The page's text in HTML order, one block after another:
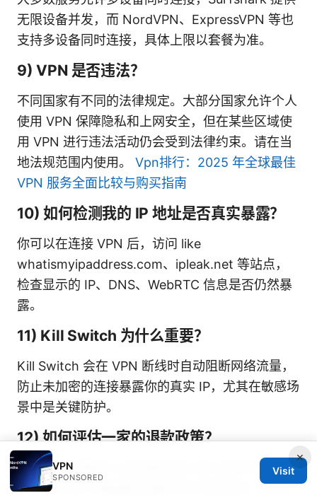
无限设备并发，而 NordVPN、ExpressVPN 等也
支持多设备同时连接，具体上限以套餐为准。
9) VPN 是否违法？
不同国家有不同的法律规定。大部分国家允许个人
使用 VPN 保障隐私和上网安全，但在某些区域使
用 VPN 进行违法活动仍会受到法律约束。请在当
地法规范围内使用。 Vpn排行：2025 年全球最佳
VPN 服务全面比较与购买指南
10) 如何检测我的 IP 地址是否真实暴露？
你可以在连接 VPN 后，访问 like
whatismyipaddress.com、ipleak.net 等站点，
检查显示的 IP、DNS、WebRTC 信息是否仍然暴
露。
11) Kill Switch 为什么重要？
Kill Switch 会在 VPN 断线时自动阻断网络流量，
防止未加密的连接暴露你的真实 IP，尤其在敏感场
景中是关键防护。
12) 如何评估一家的退款政策？
查看售卖页面的“30天退款保证”或“无条件退款
期”，并注意了解退款处理时间与适用条件。实际
×
VPN
SPONSORED
Visit